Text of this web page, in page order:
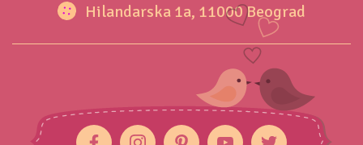
Hilandarska 1a, 11000 Beograd